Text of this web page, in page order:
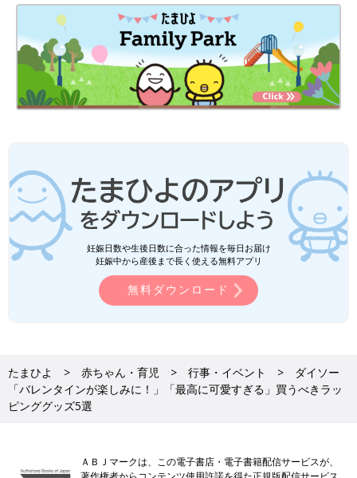
妊娠日数や生後日数に合った情報を毎日お届け
妊娠中から産後まで長く使える無料アプリ
無料ダウンロード
たまひよ 赤ちゃん・育児 行事・イベント
ダイソー
「バレンタインが楽しみに！」「最高に可愛すぎる」買うべきラッ
ピンググッズ5選
ＡＢＪマークは、この電子書店・電子書籍配信サービスが、